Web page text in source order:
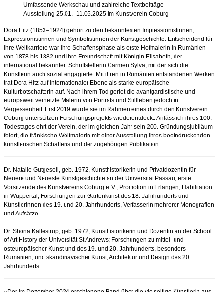
Umfassende Werkschau und zahlreiche Textbeiträge
Ausstellung 25.01.–11.05.2025 im Kunstverein Coburg
Dora Hitz (1853–1924) gehört zu den bekanntesten Impressionistinnen,
Expressionistinnen und Symbolistinnen der Kunstgeschichte. Entscheidend für
ihre Weltkarriere war ihre Schaffensphase als erste Hofmalerin in Rumänien
von 1878 bis 1882 und ihre Freundschaft mit Königin Elisabeth, der
international bekannten Schriftstellerin Carmen Sylva, mit der sich die
Künstlerin auch sozial engagierte. Mit ihren in Rumänien entstandenen Werken
trat Dora Hitz auf internationaler Ebene als starke europäische
Kulturbotschafterin auf. Nach ihrem Tod geriet die avantgardistische und
europaweit vernetzte Malerin von Porträts und Stillleben jedoch in
Vergessenheit. Erst 2019 wurde sie im Rahmen eines durch den Kunstverein
Coburg unterstützen Forschungsprojekts wiederentdeckt. Anlässlich ihres 100.
Todestages ehrt der Verein, der im gleichen Jahr sein 200. Gründungsjubiläum
feiert, die fränkische Weltmalerin mit einer Ausstellung ihres beeindruckenden
künstlerischen Schaffens und der zugehörigen Publikation.
Dr. Natalie Gutgesell, geb. 1972, Kunsthistorikerin und Privatdozentin für
Neuere und Neueste Kunstgeschichte an der Universität Passau; erste
Vorsitzende des Kunstvereins Coburg e. V., Promotion in Erlangen, Habilitation
in Wuppertal, Forschungen zur Gartenkunst des 18. Jahrhunderts und
Künstlerinnen des 19. und 20. Jahrhunderts, Verfasserin mehrerer Monografien
und Aufsätze.
Dr. Shona Kallestrup, geb. 1972, Kunsthistorikerin und Dozentin an der School
of Art History der Universität St Andrews; Forschungen zu mittel- und
osteuropäischer Kunst und des 19. und 20. Jahrhunderts, besonders
Rumänien, und skandinavischer Kunst, Architektur und Design des 20.
Jahrhunderts.